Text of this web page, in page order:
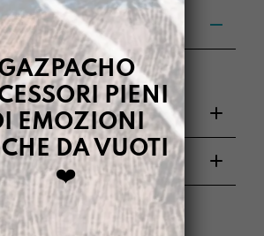
e resi
appartenenza
PIENI
EMOZIONI
DA VUOTI
❤️